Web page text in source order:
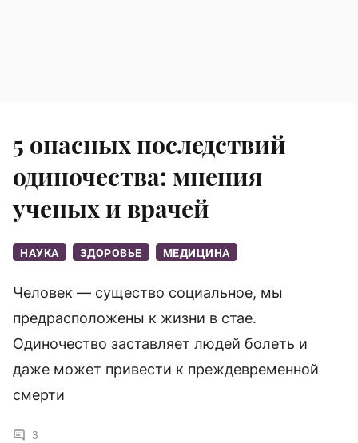
5 опасных последствий
одиночества: мнения
ученых и врачей
НАУКА ЗДОРОВЬЕ МЕДИЦИНА
Человек — существо социальное, мы
предрасположены к жизни в стае.
Одиночество заставляет людей болеть и
даже может привести к преждевременной
смерти
3